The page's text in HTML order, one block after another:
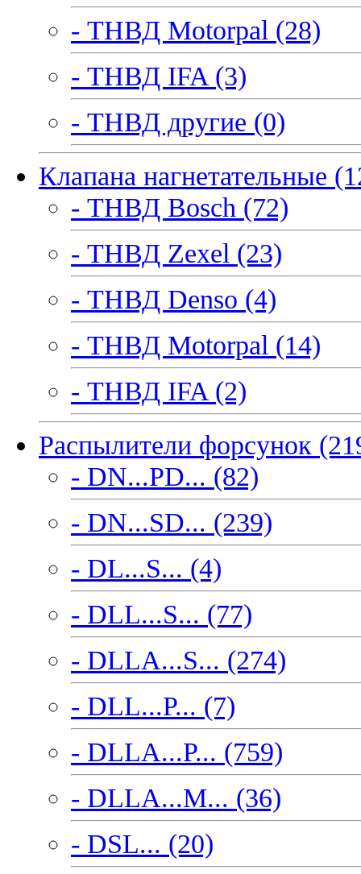
- ТНВД Motorpal (28)
- ТНВД IFA (3)
- ТНВД другие (0)
Клапана нагнетательные
- ТНВД Bosch (72)
- ТНВД Zexel (23)
- ТНВД Denso (4)
- ТНВД Motorpal (14)
- ТНВД IFA (2)
Распылители форсунок
- DN...PD... (82)
- DN...SD... (239)
- DL...S... (4)
- DLL...S... (77)
- DLLA...S... (274)
- DLL...P... (7)
- DLLA...P... (759)
- DLLA...M... (36)
- DSL... (20)